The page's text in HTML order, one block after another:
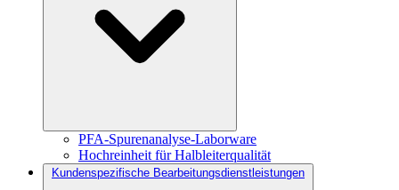
PFA-Spurenanalyse-Laborware
Hochreinheit für Halbleiterqualität
Kundenspezifische Bearbeitungsdienstleistungen